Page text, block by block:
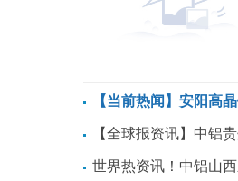
【当前热闻】安阳高晶铝材有限公司
【全球报资讯】中铝
世界热资讯！中铝山西新材料精